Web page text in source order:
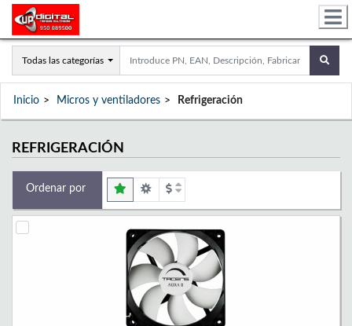
Todas las categorías
Inicio Micros y ventiladores Refrigeración
REFRIGERACIÓN
Ordenar por